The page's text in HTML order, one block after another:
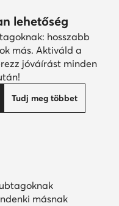
lehetőség
hosszabb
más. Aktiváld a
jóváírást minden
Tudj meg többet
másnak